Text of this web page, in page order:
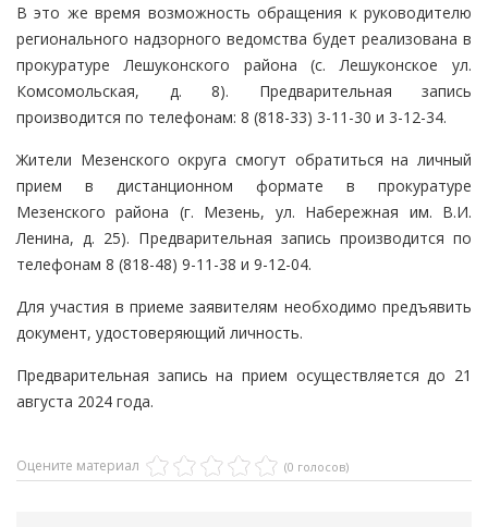
В это же время возможность обращения к руководителю
регионального надзорного ведомства будет реализована в
прокуратуре Лешуконского района (с. Лешуконское ул.
Комсомольская, д. 8). Предварительная запись
производится по телефонам: 8 (818-33) 3-11-30 и 3-12-34.
Жители Мезенского округа смогут обратиться на личный
прием в дистанционном формате в прокуратуре
Мезенского района (г. Мезень, ул. Набережная им. В.И.
Ленина, д. 25). Предварительная запись производится по
телефонам 8 (818-48) 9-11-38 и 9-12-04.
Для участия в приеме заявителям необходимо предъявить
документ, удостоверяющий личность.
Предварительная запись на прием осуществляется до 21
августа 2024 года.
Оцените материал (0 голосов)